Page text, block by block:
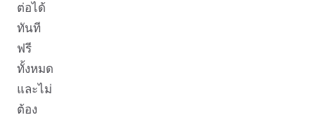
ต่อได้
ทันที
ฟรี
ทั้งหมด
และไม่
ต้อง